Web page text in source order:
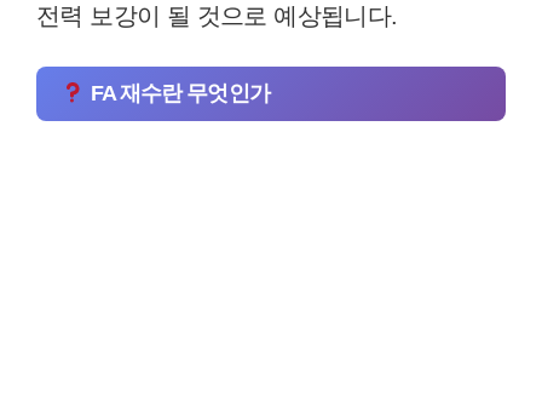
전력 보강이 될 것으로 예상됩니다.
FA 재수란 무엇인가